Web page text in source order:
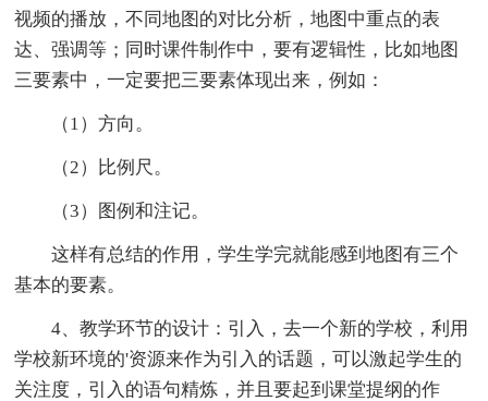
视频的播放，不同地图的对比分析，地图中重点的表
达、强调等；同时课件制作中，要有逻辑性，比如地图
三要素中，一定要把三要素体现出来，例如：
（1）方向。
（2）比例尺。
（3）图例和注记。
这样有总结的作用，学生学完就能感到地图有三个
基本的要素。
4、教学环节的设计：引入，去一个新的学校，利用
学校新环境的'资源来作为引入的话题，可以激起学生的
关注度，引入的语句精炼，并且要起到课堂提纲的作